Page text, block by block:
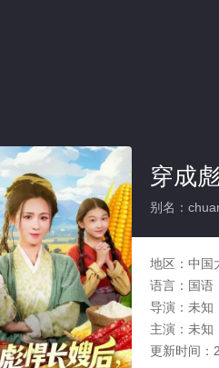
穿成
别名：
地区： 中国
语言： 国语
导演： 未知
主演： 未知
更新时间：